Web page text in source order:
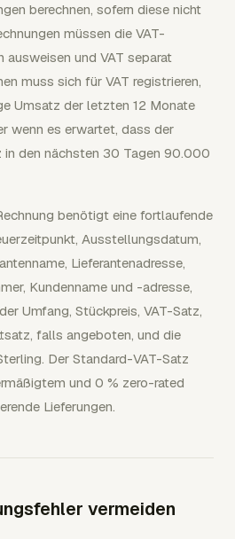
berechnen, sofern diese nicht
müssen die VAT-
ausweisen und VAT separat
muss sich für VAT registrieren,
Umsatz der letzten 12 Monate
wenn es erwartet, dass der
den nächsten 30 Tagen 90.000
benötigt eine fortlaufende
Ausstellungsdatum,
Lieferantenadresse,
Kundenname und -adresse,
Umfang, Stückpreis, VAT-Satz,
falls angeboten, und die
Der Standard-VAT-Satz
und 0 % zero-rated
Lieferungen.
vermeiden